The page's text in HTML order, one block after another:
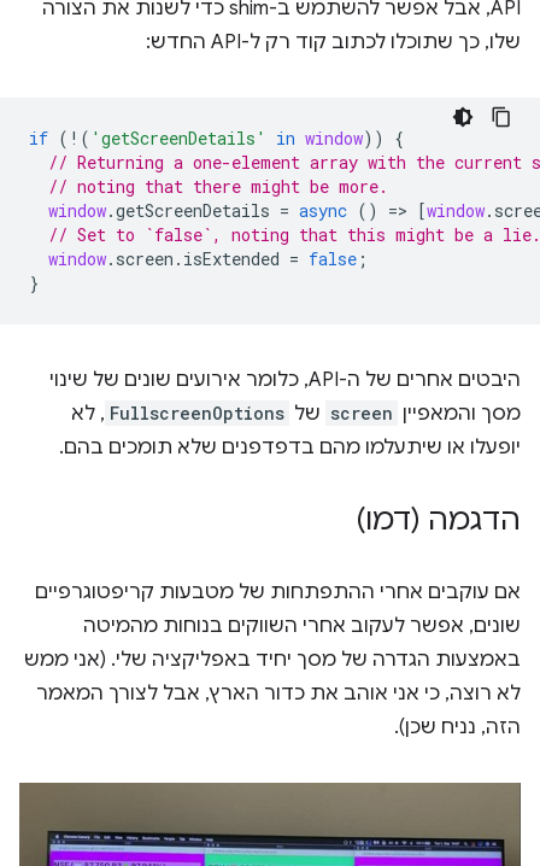
API, אבל אפשר להשתמש ב-shim כדי לשנות את הצורה
שלו, כך שתוכלו לכתוב קוד רק ל-API החדש:
if ( ! ( 'getScreenDetails' in window))
{
// Returning a one-element array with the current
// noting that there might be more.
window.getScreenDetails = async () => [window.
// Set to `false`, noting that this might be a lie.
window. screen . isExtended = false ;
}
היבטים אחרים של ה-API, כלומר אירועים שונים של שינוי
מסך והמאפיין screen של FullscreenOptions , לא
יופעלו או שיתעלמו מהם בדפדפנים שלא תומכים בהם.
הדגמה (דמו)
אם עוקבים אחרי ההתפתחות של מטבעות קריפטוגרפיים
שונים, אפשר לעקוב אחרי השווקים בנוחות מהמיטה
באמצעות הגדרה של מסך יחיד באפליקציה שלי. (אני ממש
לא רוצה, כי אני אוהב את כדור הארץ, אבל לצורך המאמר
הזה, נניח שכן).